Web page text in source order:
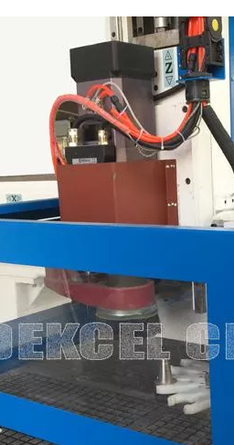
±0.03/300mm
±0.03mm
T-ranura y vector del
Estructura soldada
estante helicoidal,
Hiwin Rail 25# Linear
(Without Spindle)
40000mm/min